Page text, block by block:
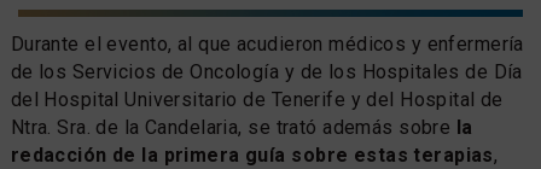
Durante el evento, al que acudieron médicos y enfermería
de los Servicios de Oncología y de los Hospitales de Día
del Hospital Universitario de Tenerife y del Hospital de
Ntra. Sra. de la Candelaria, se trató además sobre la
redacción de la primera guía sobre estas terapias,